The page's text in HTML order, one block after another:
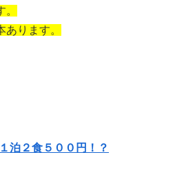
ります。
泊２食５００円！？